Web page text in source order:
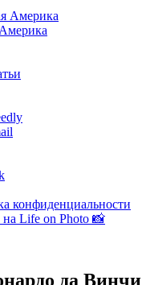
Америка
конфиденциальности
Life on Photo 📸
да Винчи